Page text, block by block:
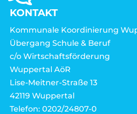
KONTAKT
Kommunale Koordinierung
Übergang Schule & Beruf
c/o Wirtschaftsförderung
Wuppertal AöR
Lise-Meitner-Straße 13
42119 Wuppertal
Telefon: 0202/24807-0